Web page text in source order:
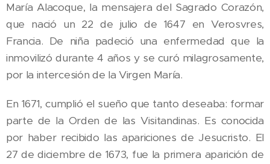
María Alacoque, la mensajera del Sagrado Corazón,
que nació un 22 de julio de 1647 en Verosvres,
Francia. De niña padeció una enfermedad que la
inmovilizó durante 4 años y se curó milagrosamente,
por la intercesión de la Virgen María.
En 1671, cumplió el sueño que tanto deseaba: formar
parte de la Orden de las Visitandinas. Es conocida
por haber recibido las apariciones de Jesucristo. El
27 de diciembre de 1673, fue la primera aparición de